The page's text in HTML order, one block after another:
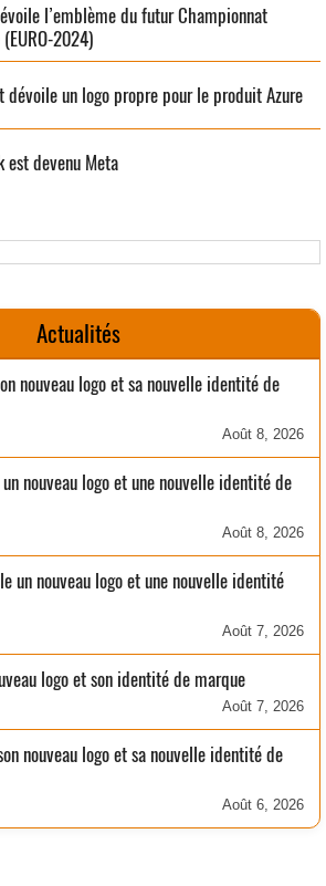
l’emblème du futur Championnat
(EURO-2024)
dévoile un logo propre pour le produit Azure
est devenu Meta
Actualités
nouveau logo et sa nouvelle identité de
Août 8, 2026
nouveau logo et une nouvelle identité de
Août 8, 2026
un nouveau logo et une nouvelle identité
Août 7, 2026
logo et son identité de marque
Août 7, 2026
nouveau logo et sa nouvelle identité de
Août 6, 2026